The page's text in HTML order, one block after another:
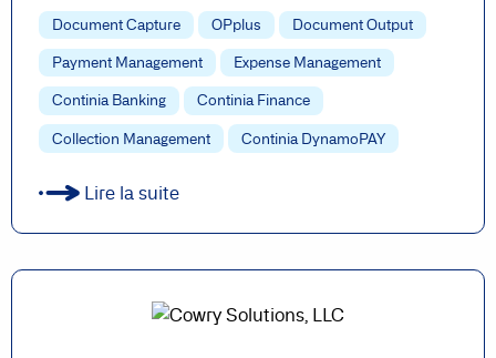
Document Capture OPplus Document Output
Payment Management Expense Management
Continia Banking Continia Finance
Collection Management Continia DynamoPAY
Lire la suite